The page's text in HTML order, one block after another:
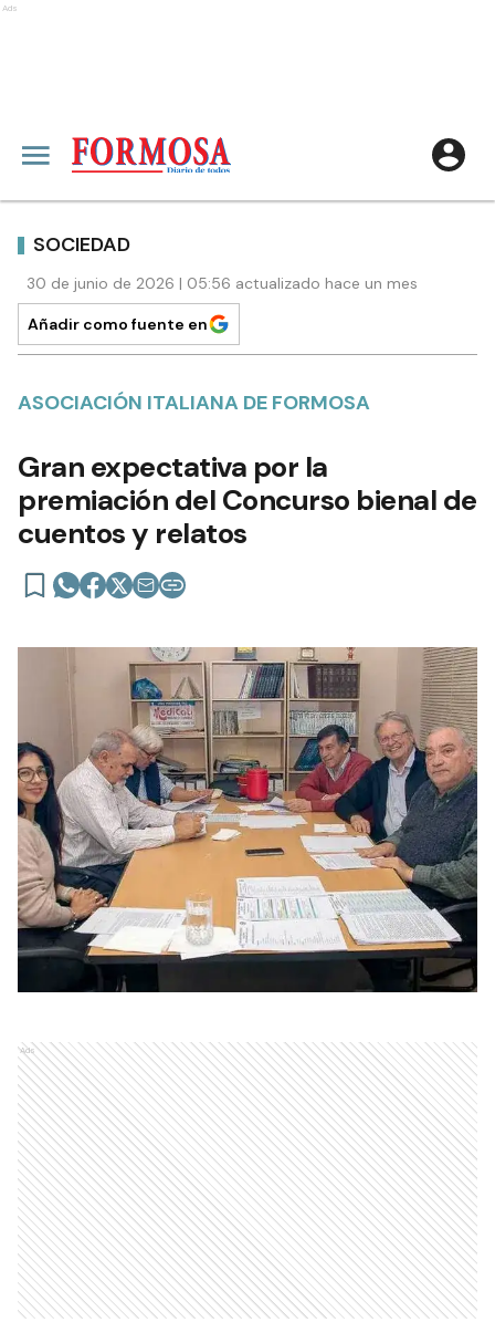
Ads
SOCIEDAD
30 de junio de 2026 | 05:56 actualizado hace un mes
Añadir como fuente en
ASOCIACIÓN ITALIANA DE FORMOSA
Gran expectativa por la
premiación del Concurso bienal de
cuentos y relatos
Ads